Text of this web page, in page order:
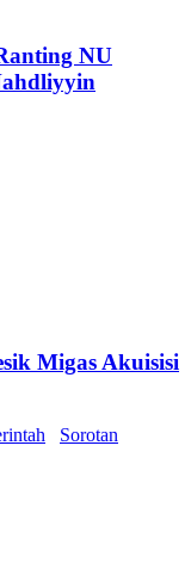
NU
Migas Akuisisi
Sorotan